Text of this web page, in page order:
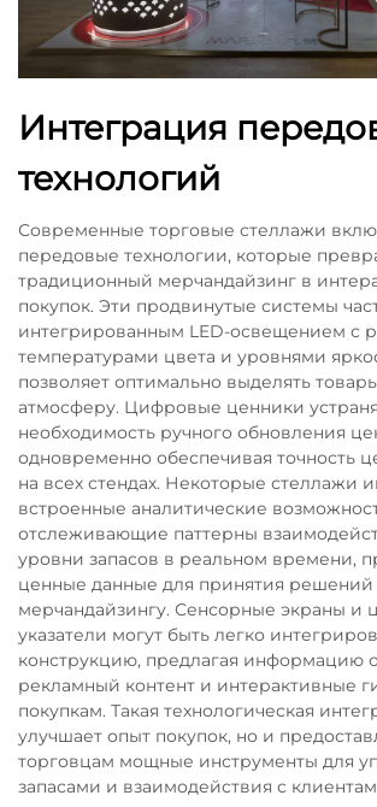
Интеграция
технологий
Современные торговые стеллажи
передовые технологии, которые
традиционный мерчандайзинг в
покупок. Эти продвинутые системы
интегрированным LED-освещением с
температурами цвета и уровнями
позволяет оптимально выделять
атмосферу. Цифровые ценники
необходимость ручного обновления
одновременно обеспечивая точность
на всех стендах. Некоторые стеллажи
встроенные аналитические
отслеживающие паттерны
уровни запасов в реальном времени,
ценные данные для принятия решений
мерчандайзингу. Сенсорные экраны и
указатели могут быть легко
конструкцию, предлагая информацию о
рекламный контент и интерактивные
покупкам. Такая технологическая
улучшает опыт покупок, но и
торговцам мощные инструменты для
запасами и взаимодействия с